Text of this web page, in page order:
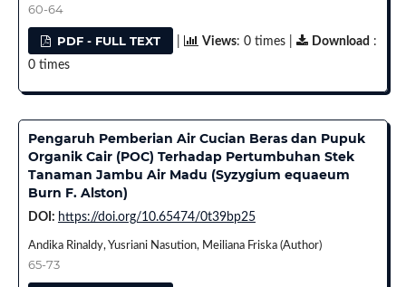
60-64
PDF - FULL TEXT Views: 0 times | Download :
0 times
Pengaruh Pemberian Air Cucian Beras dan Pupuk
Organik Cair (POC) Terhadap Pertumbuhan Stek
Tanaman Jambu Air Madu (Syzygium equaeum
Burn F. Alston)
DOI: https://doi.org/10.65474/0t39bp25
Andika Rinaldy, Yusriani Nasution, Meiliana Friska (Author)
65-73